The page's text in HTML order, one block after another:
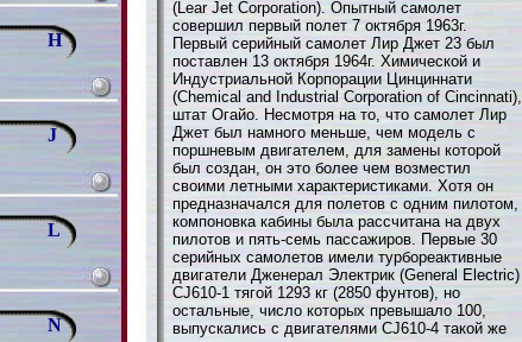
H
J
L
N
(Lear Jet Corporation). Опытный самолет
совершил первый полет 7 октября 1963г.
Первый серийный самолет Лир Джет 23 был
поставлен 13 октября 1964г. Химической и
Индустриальной Корпорации Цинциннати
(Chemical and Industrial Corporation of Cincinnati),
штат Огайо. Несмотря на то, что самолет Лир
Джет был намного меньше, чем модель с
поршневым двигателем, для замены которой
был создан, он это более чем возместил
своими летными характеристиками. Хотя он
предназначался для полетов с одним пилотом,
компоновка кабины была рассчитана на двух
пилотов и пять-семь пассажиров. Первые 30
серийных самолетов имели турбореактивные
двигатели Дженерал Электрик (General Electric)
CJ610-1 тягой 1293 кг (2850 фунтов), но
остальные, число которых превышало 100,
выпускались с двигателями CJ610-4 такой же